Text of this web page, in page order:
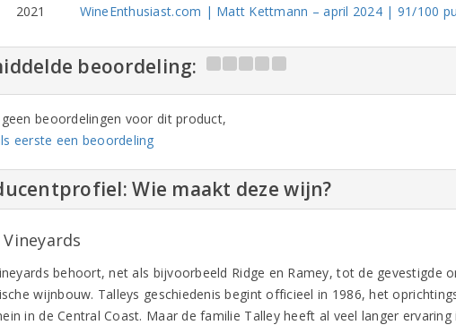
2021
WineEnthusiast.com | Matt Kettmann – april 2024 | 91/100
beoordeling:
geen beoordelingen voor dit product,
eerste een beoordeling
Wie maakt deze wijn?
behoort, net als bijvoorbeeld Ridge en Ramey, tot de gevestigde
wijnbouw. Talleys geschiedenis begint officieel in 1986, het
in de Central Coast. Maar de familie Talley heeft al veel langer